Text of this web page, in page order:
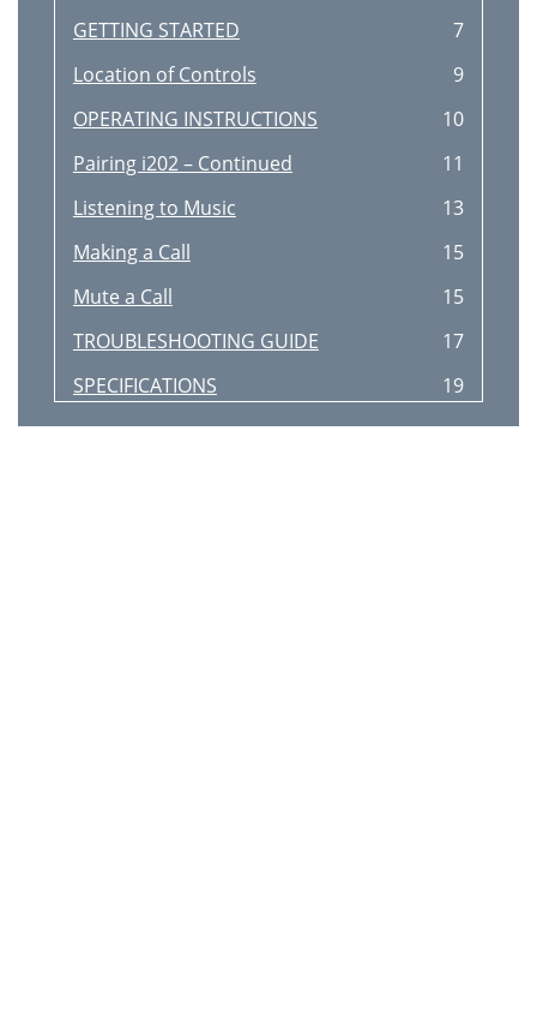
GETTING STARTED
7
Location of Controls
9
OPERATING INSTRUCTIONS
10
Pairing i202 – Continued
11
Listening to Music
13
Making a Call
15
Mute a Call
15
TROUBLESHOOTING GUIDE
17
SPECIFICATIONS
19